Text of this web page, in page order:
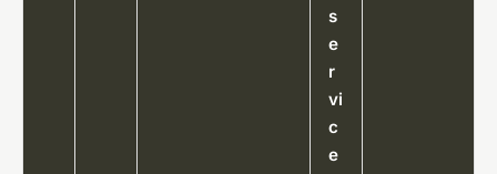
s
e
r
vi
c
e